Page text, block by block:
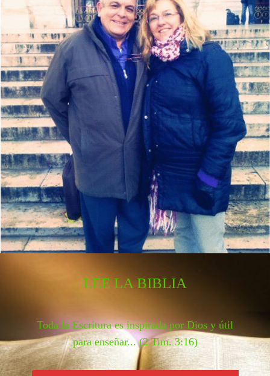
LEE LA BIBLIA
Toda la Escritura es inspirada por Dios y útil
para enseñar... (2 Tim. 3:16)